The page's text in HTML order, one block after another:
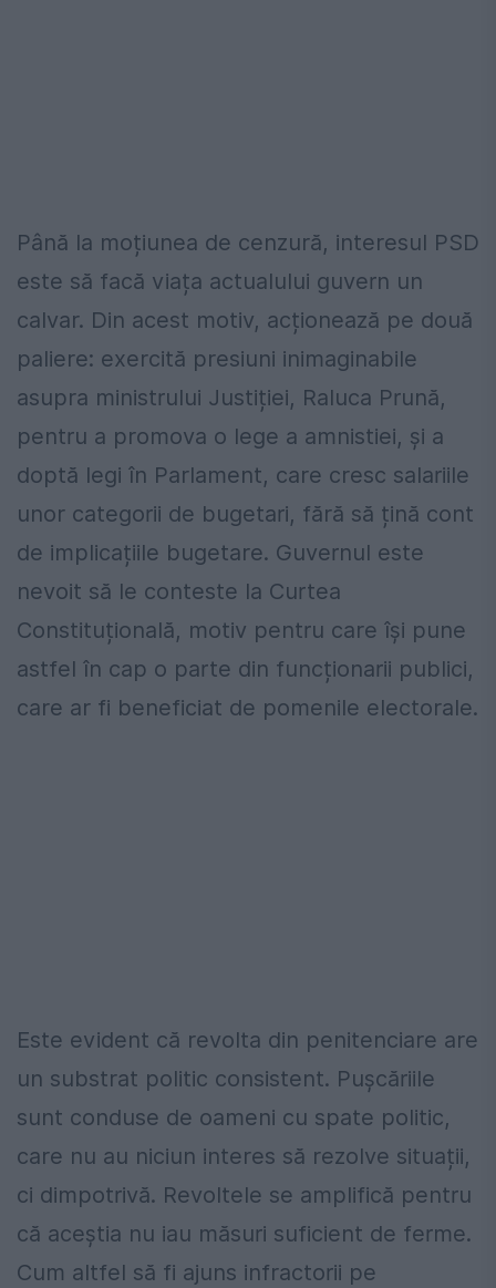
Până la moțiunea de cenzură, interesul PSD
este să facă viața actualului guvern un
calvar. Din acest motiv, acționează pe două
paliere: exercită presiuni inimaginabile
asupra ministrului Justiției, Raluca Prună,
pentru a promova o lege a amnistiei, și a
doptă legi în Parlament, care cresc salariile
unor categorii de bugetari, fără să țină cont
de implicațiile bugetare. Guvernul este
nevoit să le conteste la Curtea
Constituțională, motiv pentru care își pune
astfel în cap o parte din funcționarii publici,
care ar fi beneficiat de pomenile electorale.
Este evident că revolta din penitenciare are
un substrat politic consistent. Pușcăriile
sunt conduse de oameni cu spate politic,
care nu au niciun interes să rezolve situații,
ci dimpotrivă. Revoltele se amplifică pentru
că aceștia nu iau măsuri suficient de ferme.
Cum altfel să fi ajuns infractorii pe